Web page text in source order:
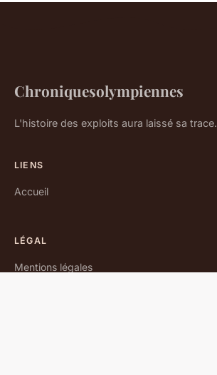
Chroniquesolympiennes
L'histoire des exploits aura laissé sa trace.
LIENS
Accueil
LÉGAL
Mentions légales